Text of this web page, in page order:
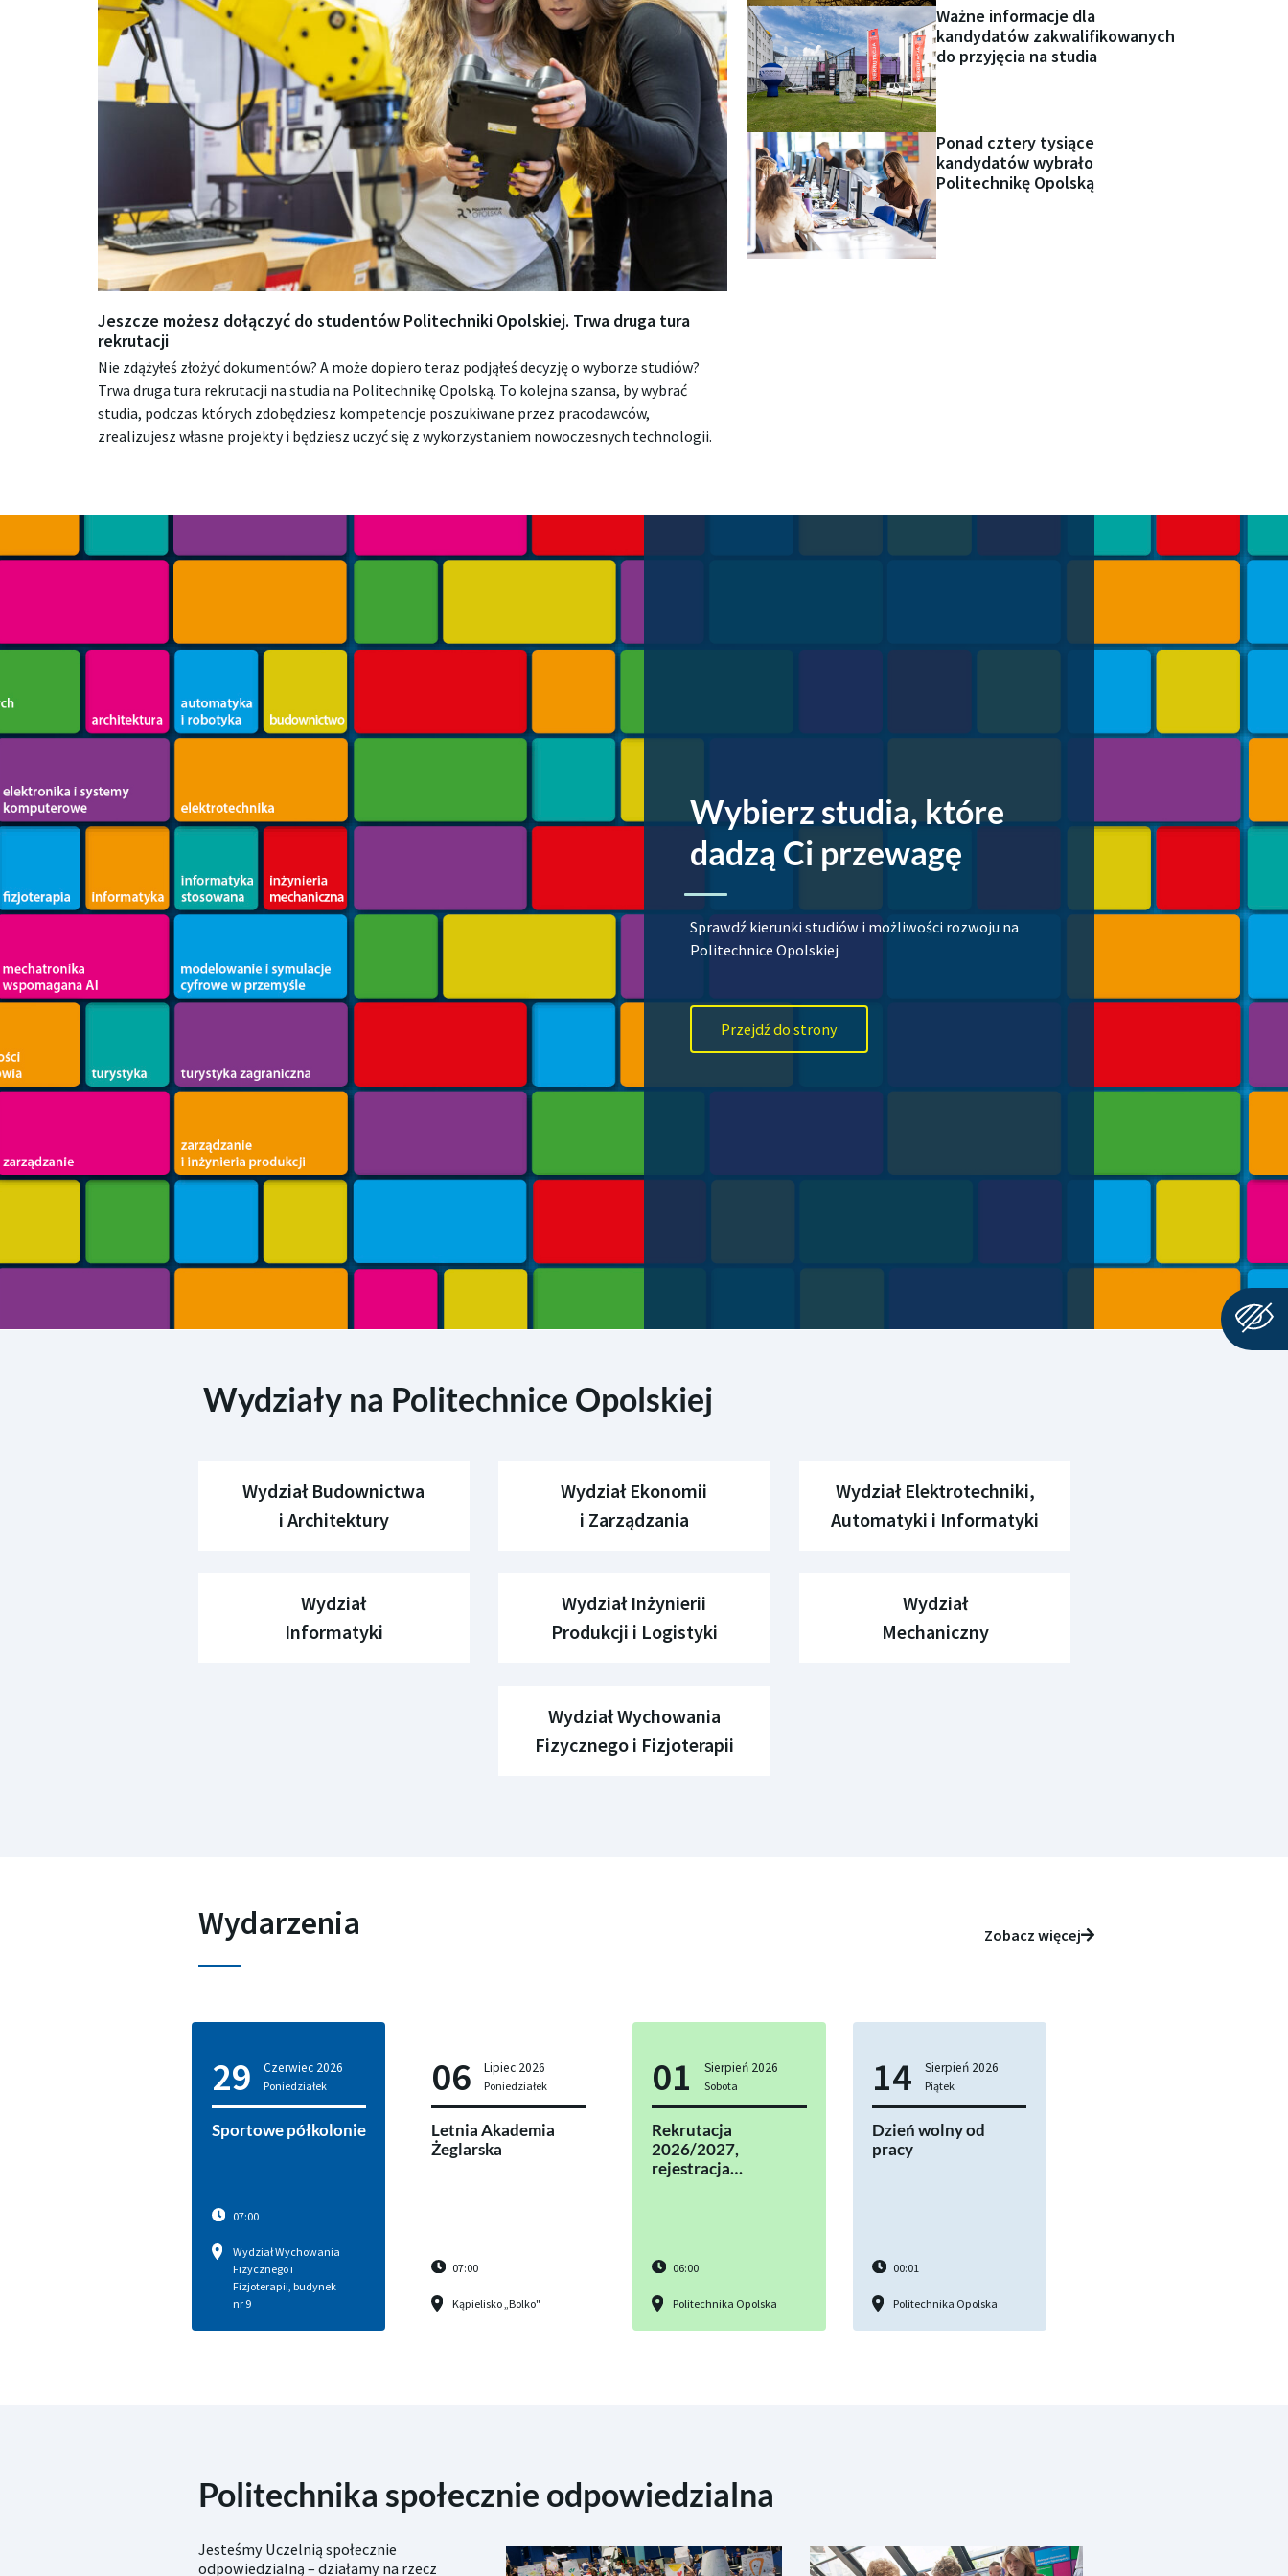
Jeszcze możesz dołączyć do studentów Politechniki Opolskiej. Trwa druga tura
rekrutacji
Nie zdążyłeś złożyć dokumentów? A może dopiero teraz podjąłeś decyzję o wyborze studiów?
Trwa druga tura rekrutacji na studia na Politechnikę Opolską. To kolejna szansa, by wybrać
studia, podczas których zdobędziesz kompetencje poszukiwane przez pracodawców,
zrealizujesz własne projekty i będziesz uczyć się z wykorzystaniem nowoczesnych technologii.
Ważne informacje dla
kandydatów zakwalifikowanych
do przyjęcia na studia
Ponad cztery tysiące
kandydatów wybrało
Politechnikę Opolską
Wybierz studia, które
dadzą Ci przewagę
Sprawdź kierunki studiów i możliwości rozwoju na
Politechnice Opolskiej
Przejdź do strony
Wydziały na Politechnice Opolskiej
Wydział Budownictwa
i Architektury
Wydział Ekonomii
i Zarządzania
Wydział Elektrotechniki,
Automatyki i Informatyki
Wydział
Informatyki
Wydział Inżynierii
Produkcji i Logistyki
Wydział
Mechaniczny
Wydział Wychowania
Fizycznegoi Fizjoterapii
Wydarzenia Zobacz więcej
29 Czerwiec 2026
Poniedziałek
Sportowe półkolonie
07:00
Wydział Wychowania
Fizycznego i
Fizjoterapii, budynek
nr 9
06 Lipiec 2026
Poniedziałek
Letnia Akademia
Żeglarska
07:00
Kąpielisko „Bolko"
01 Sierpień 2026
Sobota
Rekrutacja
2026/2027,
rejestracja…
06:00
Politechnika Opolska
14 Sierpień 2026
Piątek
Dzień wolny od
pracy
00:01
Politechnika Opolska
Politechnika społecznie odpowiedzialna
Jesteśmy Uczelnią społecznie
odpowiedzialną – działamy na rzecz